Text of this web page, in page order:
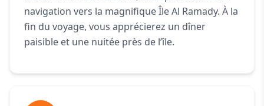
navigation vers la magnifique Île Al Ramady. À la
fin du voyage, vous apprécierez un dîner
paisible et une nuitée près de l’île.